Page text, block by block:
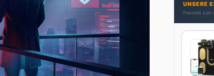
UNSERE
Passend zum